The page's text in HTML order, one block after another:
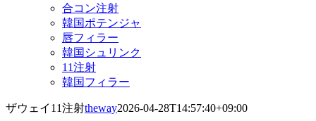
合コン注射
韓国ポテンジャ
唇フィラー
韓国シュリンク
11注射
韓国フィラー
ザウェイ11注射theway2026-04-28T14:57:40+09:00